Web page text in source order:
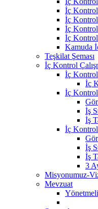
İç
İç
İç
İç
Kamuda
Teşkilat Şeması
İç Kontrol
İç Kontrol
İç
İç Kontrol
İş
İş
İç Kontrol
İş
İş
3
Misyonumuz-
Mevzuat